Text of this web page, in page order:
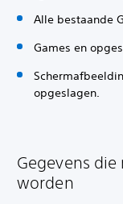
Alle bestaande
Games en
opgeslagen.
Gegevens
worden